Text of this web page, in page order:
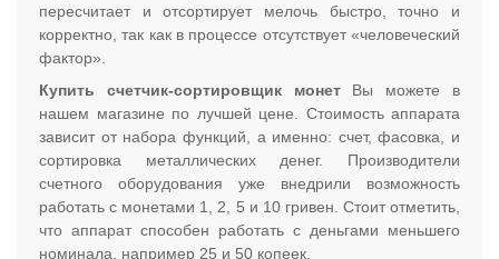
пересчитает и отсортирует мелочь быстро, точно и
корректно, так как в процессе отсутствует «человеческий
фактор».
Купить счетчик-сортировщик монетВы можете в
нашем магазине по лучшей цене. Стоимость аппарата
зависит от набора функций, а именно: счет, фасовка, и
сортировка металлических денег. Производители
счетного оборудования уже внедрили возможность
работать с монетами 1, 2, 5 и 10 гривен. Стоит отметить,
что аппарат способен работать с деньгами меньшего
номинала, например 25 и 50 копеек.